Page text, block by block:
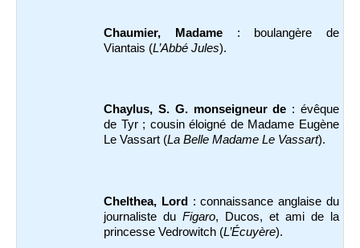
Chaumier, Madame: boulangère de
Viantais (L’Abbé Jules).
Chaylus, S. G. monseigneur de : évêque
de Tyr ; cousin éloigné de Madame Eugène
Le Vassart (La Belle Madame Le Vassart).
Chelthea, Lord
: connaissance anglaise du
journaliste du Figaro, Ducos, et ami de la
princesse Vedrowitch (L’Écuyère).